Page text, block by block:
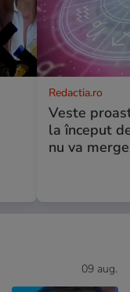
Redactia.ro
Veste
la început
nu va
09 aug.